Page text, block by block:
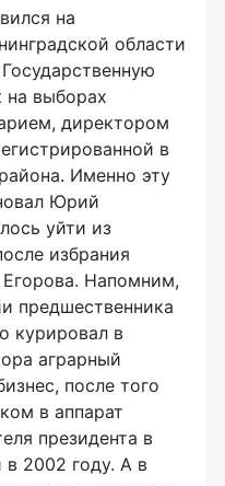
на
области
выборах
директором
в
Именно эту
Юрий
уйти из
избрания
Напомним,
предшественника
курировал в
аграрный
после того
в аппарат
президента в
в 2002 году. А в